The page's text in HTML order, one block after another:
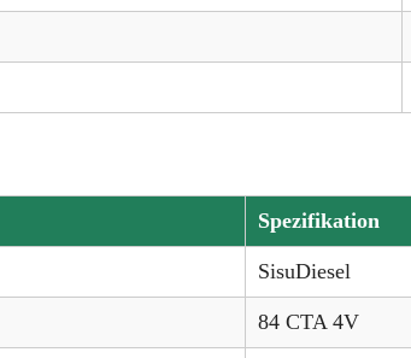
Spezifikation
SisuDiesel
84 CTA 4V